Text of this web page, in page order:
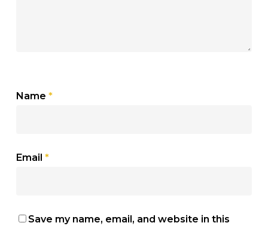
Name *
Email *
Save my name, email, and website in this